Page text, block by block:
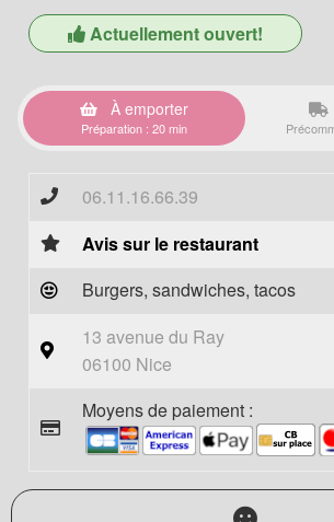
Actuellement ouvert!
À emporter
Préparation : 20 min
06.11.16.66.39
Avis sur le restaurant
Burgers, sandwiches, tacos
13 avenue du Ray
06100 Nice
Moyens de paiement :